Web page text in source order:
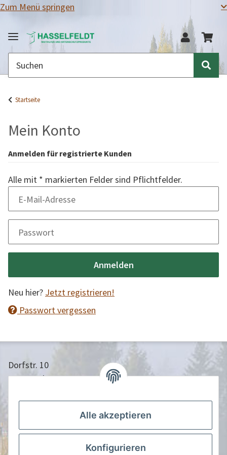
Zum Menü springen
Alle akzeptieren
Konfigurieren
Startseite
Mein Konto
Anmelden für registrierte Kunden
Alle mit * markierten Felder sind Pflichtfelder.
E-Mail-Adresse
Passwort
Anmelden
Neu hier? Jetzt registrieren!
Passwort vergessen
Dorfstr. 10
24613 Aukrug
Gesetzliche Informationen